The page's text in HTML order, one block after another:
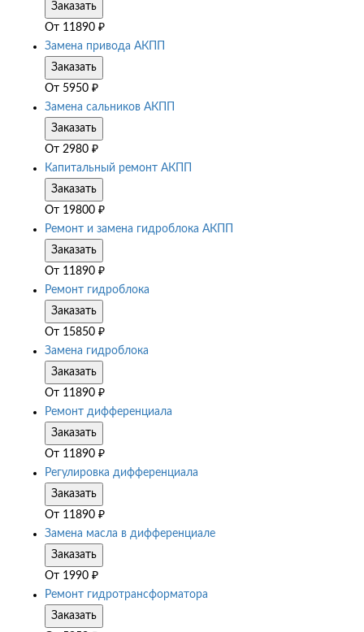
Заказать
От 11890 ₽
Замена привода АКПП
Заказать
От 5950 ₽
Замена сальников АКПП
Заказать
От 2980 ₽
Капитальный ремонт АКПП
Заказать
От 19800 ₽
Ремонт и замена гидроблока АКПП
Заказать
От 11890 ₽
Ремонт гидроблока
Заказать
От 15850 ₽
Замена гидроблока
Заказать
От 11890 ₽
Ремонт дифференциала
Заказать
От 11890 ₽
Регулировка дифференциала
Заказать
От 11890 ₽
Замена масла в дифференциале
Заказать
От 1990 ₽
Ремонт гидротрансформатора
Заказать